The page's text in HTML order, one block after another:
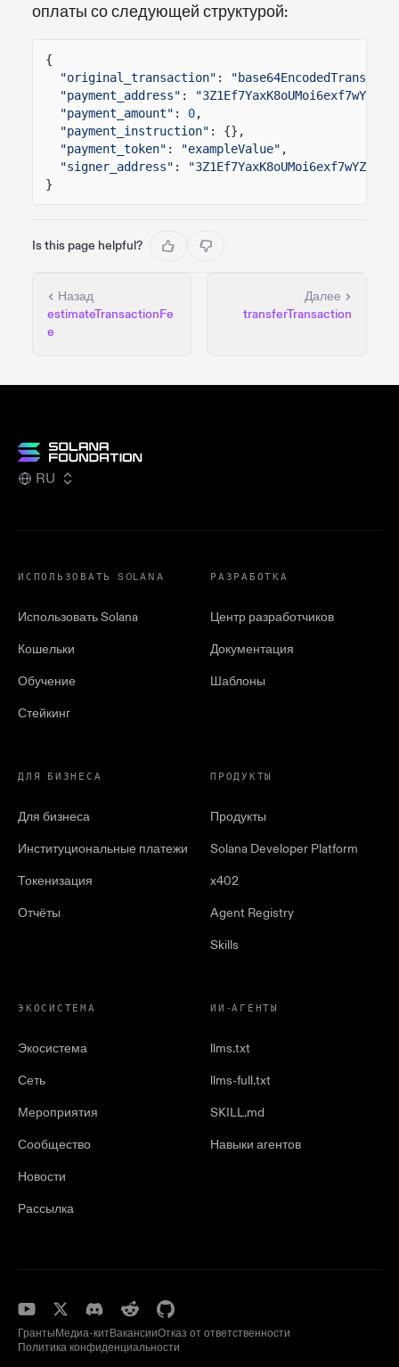
оплаты со следующей структурой:
{
"original_transaction" :
"payment_address" :
"payment_amount" : 0,
"payment_instruction" : {},
"payment_token" : "exampleValue" ,
"signer_address" :
}
Is this page helpful?
Назад
estimateTransactionFe
e
Далее
transferTransaction
RU
ИСПОЛЬЗОВАТЬ SOLANA
Использовать Solana
Кошельки
Обучение
Стейкинг
РАЗРАБОТКА
Центр разработчиков
Документация
Шаблоны
ДЛЯ БИЗНЕСА
Для бизнеса
Институциональные платежи
Токенизация
Отчёты
ПРОДУКТЫ
Продукты
Solana Developer Platform
x402
Agent Registry
Skills
ЭКОСИСТЕМА
Экосистема
Сеть
Мероприятия
Сообщество
Новости
Рассылка
ИИ-АГЕНТЫ
llms.txt
llms-full.txt
SKILL.md
Навыки агентов
ГрантыМедиа-китВакансииОтказ от ответственности
Политика конфиденциальности